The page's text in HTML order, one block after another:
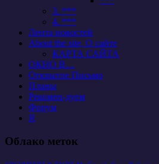
3. ***
4. ***
Лента новостей
About the site, О сайте
КАРТА САЙТА
ОКНО В…
Открытое Письмо
Планы
Рекомен-дуем
Форум
Я
Облако меток